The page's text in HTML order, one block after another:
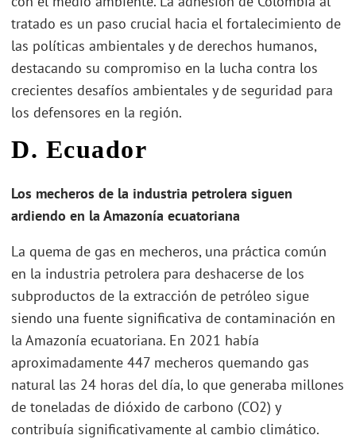
tratado es un paso crucial hacia el fortalecimiento de
las políticas ambientales y de derechos humanos,
destacando su compromiso en la lucha contra los
crecientes desafíos ambientales y de seguridad para
los defensores en la región.
D. Ecuador
Los mecheros de la industria petrolera siguen
ardiendo en la Amazonía ecuatoriana
La quema de gas en mecheros, una práctica común
en la industria petrolera para deshacerse de los
subproductos de la extracción de petróleo sigue
siendo una fuente significativa de contaminación en
la Amazonía ecuatoriana. En 2021 había
aproximadamente 447 mecheros quemando gas
natural las 24 horas del día, lo que generaba millones
de toneladas de dióxido de carbono (CO2) y
contribuía significativamente al cambio climático.